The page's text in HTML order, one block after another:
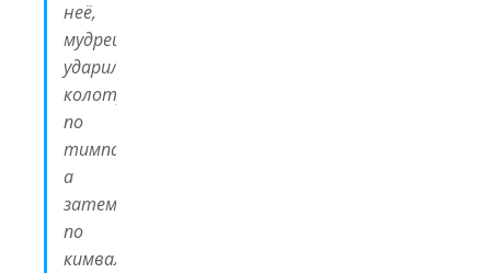
неё,
мудрец
ударил
колотушкой
по
тимпану,
а
затем
по
кимвалу,